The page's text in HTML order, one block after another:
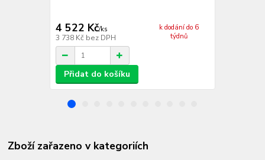
4 522 Kč/ks
3 738 Kč bez DPH
k dodání do 6
týdnů
Přidat do košíku
Zboží zařazeno v kategoriích